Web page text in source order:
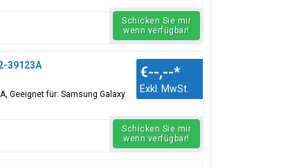
Schicken Sie mir
wenn verfügbar!
39123A
Geeignet für: Samsung Galaxy
€--,--*
Exkl. MwSt.
Schicken Sie mir
wenn verfügbar!